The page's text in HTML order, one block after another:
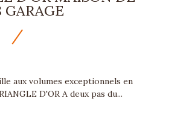
aux volumes exceptionnels en
D'OR A deux pas du...